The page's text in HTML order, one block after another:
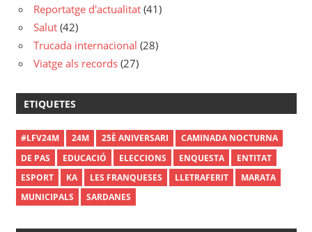
Reportatge d'actualitat (41)
Salut (42)
Trucada internacional (28)
Viatge als records (27)
ETIQUETES
#LFV24M 24M 25È ANIVERSARI
CAMINADA NOCTURNA
DE PAS
EDUCACIÓ ELECCIONS ENQUESTA
ENTITAT
ESPORT
KA LES FRANQUESES LLETRAFERIT
MARATA
MUNICIPALS
SARDANES